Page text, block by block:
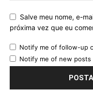
Salve meu nome, e-
próxima vez que eu
Notify me of follow-up
Notify me of new posts